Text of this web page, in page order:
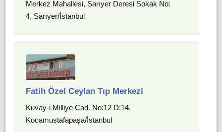
Merkez Mahallesi, Sarıyer Deresi Sokak No:
4, Sarıyer/İstanbul
Fatih Özel Ceylan Tıp Merkezi
Kuvay-i Milliye Cad. No:12 D:14,
Kocamustafapaşa/İstanbul